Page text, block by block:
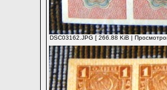
DSC03162.JPG [ 266.88 KiB |